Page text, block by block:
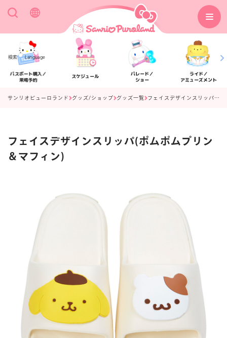
検索 Language
パスポート購入／
来場予約
スケジュール
パレード／
ショー
ライド／
アミューズメント
アクセス フロアマップ
楽しみ方
よくあるご質問 ニュース
サンリオピューロランド グッズ/ショップ グッズ一覧 フェイスデザインスリッパ(ポムポムプリン＆マフィン)
フェイスデザインスリッパ(ポムポムプリン
＆マフィン)